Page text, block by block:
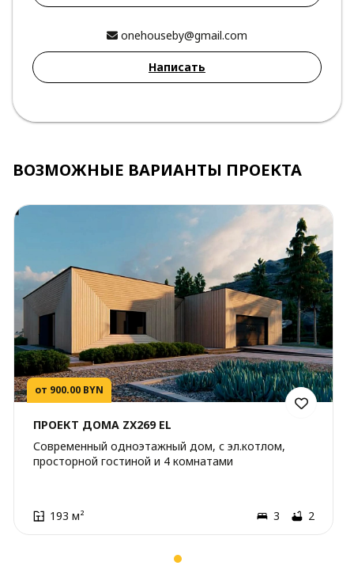
onehouseby@gmail.com
Написать
ВОЗМОЖНЫЕ ВАРИАНТЫ ПРОЕКТА
от 900.00 BYN
ПРОЕКТ ДОМА ZX269 EL
Современный одноэтажный дом, с эл.котлом,
просторной гостиной и 4 комнатами
193 м² 3 2